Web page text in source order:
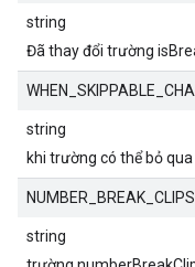
string
Đã thay đổi trường
string
khi trường có thể bỏ qua
string